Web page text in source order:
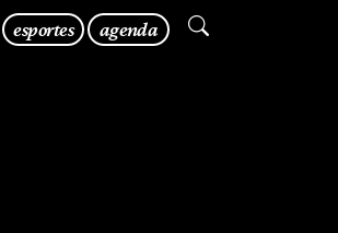
esportes agenda